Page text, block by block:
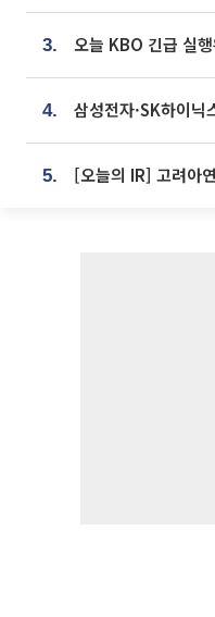
3. 오늘 KBO 긴급 실
4. 삼성전자·SK하이
5. [오늘의 IR] 고려아